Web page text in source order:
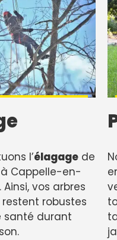
l’élagage de
à Cappelle-en-
vos arbres
robustes
santé durant